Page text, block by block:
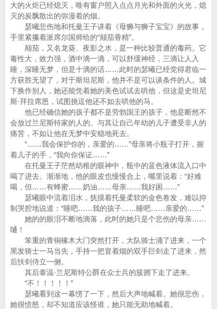
大的火炬已经熄灭，唯有窗户照入点点月光和外面的火光，熄
灭的炭飘散出的弥漫着的烟。
瑟曦悲伤地和托曼王子讲着《母狮与狮子宝宝》的故事，
手里紧攥着派席尔国师给的“颠茄香精”。
颠茄，又名龙葵、夜影之水，是一种比较普通的毒药。它
毒性大，效力强，酒中滴一滴，可以舒缓神经，三滴让人入
睡，深睡无梦，但是十滴的话……此时的瑟曦已经觉得君临一
方获胜无望了，对于斯坦尼斯，他并不是可以谈条件的人。城
下换作别人，她还能凭着她的美色试试去哄他，但这是史坦尼
斯·拜拉席恩，试图挑逗他还不如去哄他的马。
他已经确信她的孩子都不是劳勃国王的孩子，他是断然不
会放过兰尼斯特家的人的。与其让自己年幼的儿子遭受非人的
痛苦，不如让他在无梦中安稳地死去。
“……我会保护你的，亲爱的……”母亲将小瓶子打开，握
着儿子的手，“我向你保证……”
在托曼王子茫然幼稚的眼神中，瓶中的蓝色液体流入口中
喝了进去。渐渐地，他的眼皮也慢慢合上，嘴里说着：“好难
喝，但……有蜂蜜……奶油……母亲……我好困……”
瑟曦眼中流着泪水，抚摸着托曼柔软的金色卷发，难以抑
制哭腔地说道：“睡吧……我的孩子……睡吧……亲爱的……”
她的的眼泪不断地滴落，此时的她只是个悲伤的母亲……
嗵！
笨重的青铜橡木大门突然打开，大队骑士涌了进来，一个
黑发骑士一马当先，手持一把冒着烟的双手巨剑走了进来，然
后扶剑侍立一侧。
其后泰温·兰尼斯特公爵在众士兵的簇拥下走了进来。
“不！！！！！”
瑟曦看到这一幕愣了一下，然后大声地喊着。她很悲伤，
她很愤怒，却不知道应该怪谁，她只能无助地喊着。